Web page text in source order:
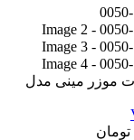
موزر مینی مدل
تومان